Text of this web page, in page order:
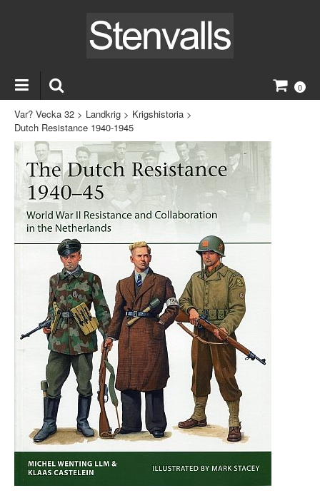
0
Var? Vecka 32 > Landkrig > Krigshistoria >
Dutch Resistance 1940-1945